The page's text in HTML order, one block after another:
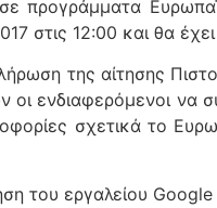
προγράμματα
στις 12:00 και θα
της αίτησης
οι ενδιαφερόμενοι
σχετικά το
του εργαλείου